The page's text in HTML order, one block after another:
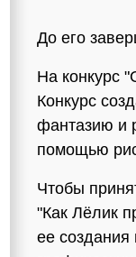
До его
На конкурс
Конкурс
фантазию и
помощью
Чтобы
"Как Лёлик
ее